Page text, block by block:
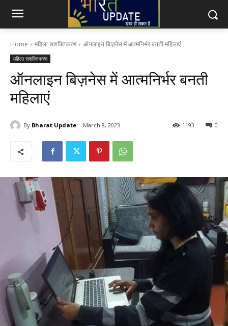
Home महिला सशक्तिकरण ऑनलाइन बिज़नेस में आत्मनिर्भर बनती महिलाएं
महिला सशक्तिकरण
ऑनलाइन बिज़नेस में आत्मनिर्भर बनती
महिलाएं
By Bharat Update March 8, 2023 0
1193